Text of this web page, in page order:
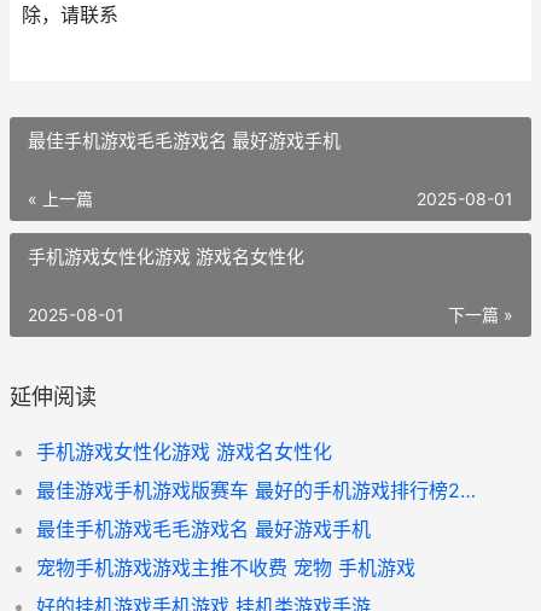
除，请联系
最佳手机游戏毛毛游戏名 最好游戏手机
« 上一篇 2025-08-01
手机游戏女性化游戏 游戏名女性化
下一篇 »
2025-08-01
延伸阅读
手机游戏女性化游戏 游戏名女性化
最佳游戏手机游戏版赛车 最好的手机游戏排行榜2021
最佳手机游戏毛毛游戏名 最好游戏手机
宠物手机游戏游戏主推不收费 宠物 手机游戏
好的挂机游戏手机游戏 挂机类游戏手游